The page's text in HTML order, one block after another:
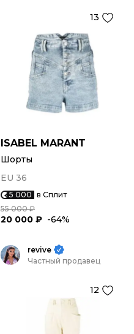
13
ISABEL MARANT
Шорты
EU 36
5 000 в Сплит
55 000 ₽
20 000 ₽ -64%
revive
Частный продавец
12